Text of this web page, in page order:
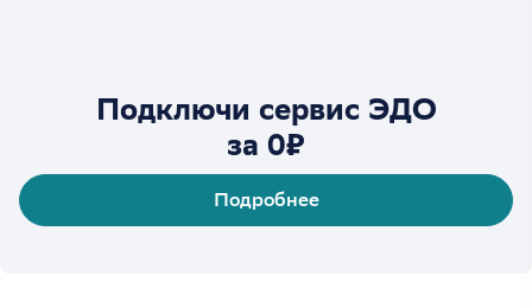
Подключи сервис ЭДО
за 0₽
Подробнее